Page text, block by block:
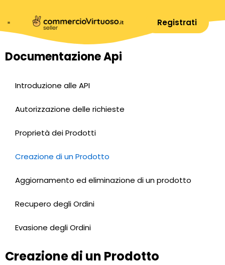
Registrati
Documentazione Api
Introduzione alle API
Autorizzazione delle richieste
Proprietà dei Prodotti
Creazione di un Prodotto
Aggiornamento ed eliminazione di un prodotto
Recupero degli Ordini
Evasione degli Ordini
Creazione di un Prodotto